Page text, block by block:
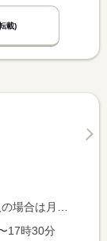
載)
額を表示しています。
17時30分